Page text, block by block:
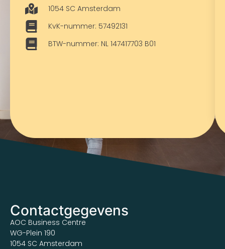
1054 SC Amsterdam
KvK-nummer: 57492131
BTW-nummer: NL 147417703 B01
Contactgegevens
AOC Business Centre
WG-Plein 190
1054 SC Amsterdam